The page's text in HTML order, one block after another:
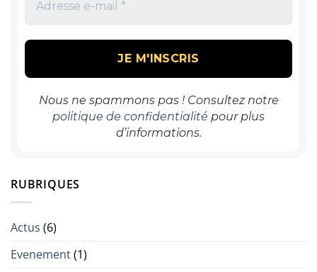
Nous ne spammons pas ! Consultez notre
politique de confidentialité pour plus
d’informations.
RUBRIQUES
Actus (6)
Evenement(1)